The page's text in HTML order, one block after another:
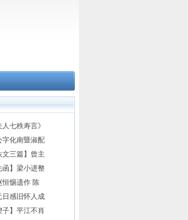
人七秩寿言》
字化南暨淑配
文三篇】曾主
函】梁小进整
恒惕遗作 陈
日感旧怀人成
子】平江不肖